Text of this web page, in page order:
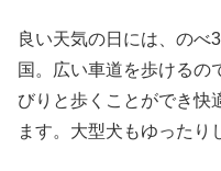
良い天気の日には、のべ
国。広い車道を歩けるの
びりと歩くことができ快
ます。大型犬もゆったり